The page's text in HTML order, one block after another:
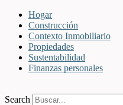
Hogar
Construcción
Contexto Inmobiliario
Propiedades
Sustentabilidad
Finanzas personales
Search